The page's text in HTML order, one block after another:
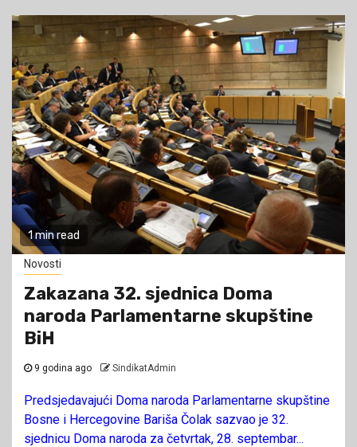
1 min read
Novosti
Zakazana 32. sjednica Doma
naroda Parlamentarne skupštine
BiH
9 godina ago SindikatAdmin
Predsjedavajući Doma naroda Parlamentarne skupštine
Bosne i Hercegovine Bariša Čolak sazvao je 32.
sjednicu Doma naroda za četvrtak, 28. septembar...